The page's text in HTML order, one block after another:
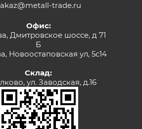
trade.ru
Офис:
Дмитровское шоссе, д 71
Б
Новоостаповская ул, 5с14
Склад:
ул. Заводская, д.16